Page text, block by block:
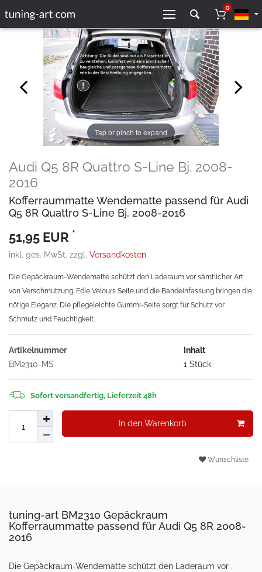
0
Tap or pinch to expand
Audi Q5 8R Quattro S-Line Bj. 2008-
2016
Kofferraummatte Wendematte passend für Audi
Q5 8R Quattro S-Line Bj. 2008-2016
51,95 EUR *
inkl. ges. MwSt. zzgl. Versandkosten
Die Gepäckraum-Wendematte schützt den Laderaum vor sämtlicher Art
von Verschmutzung. Edle Velours Seite und die Bandeinfassung bringen die
nötige Eleganz. Die pflegeleichte Gummi-Seite sorgt für Schutz vor
Schmutz und Feuchtigkeit.
Artikelnummer
BM2310-MS
Inhalt
1 Stück
Sofort versandfertig, Lieferzeit 48h
In den Warenkorb
Wunschliste
tuning-art BM2310 Gepäckraum
Kofferraummatte passend für Audi Q5 8R 2008-
2016
Die Gepäckraum-Wendematte schützt den Laderaum vor